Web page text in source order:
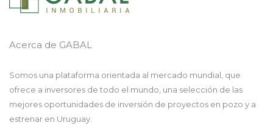
Acerca de GABAL
Somos una plataforma orientada al mercado mundial, que
ofrece a inversores de todo el mundo, una selección de las
mejores oportunidades de inversión de proyectos en pozo y a
estrenar en Uruguay.